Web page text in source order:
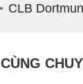
CLB
CÙNG